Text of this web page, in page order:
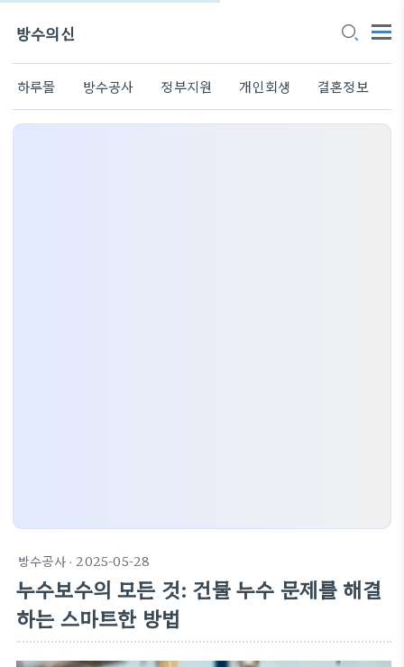
방수의신
하루몰 방수공사 정부지원 개인회생 결혼정보
방수공사· 2025-05-28
누수보수의 모든 것: 건물 누수 문제를 해결
하는 스마트한 방법